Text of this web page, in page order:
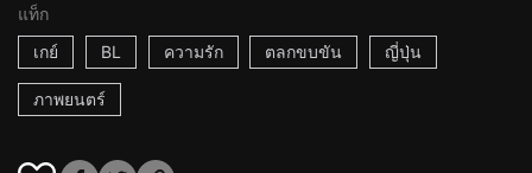
แท็ก
เกย์
BL ความรัก ตลกขบขัน ญี่ปุ่น
ภาพยนตร์